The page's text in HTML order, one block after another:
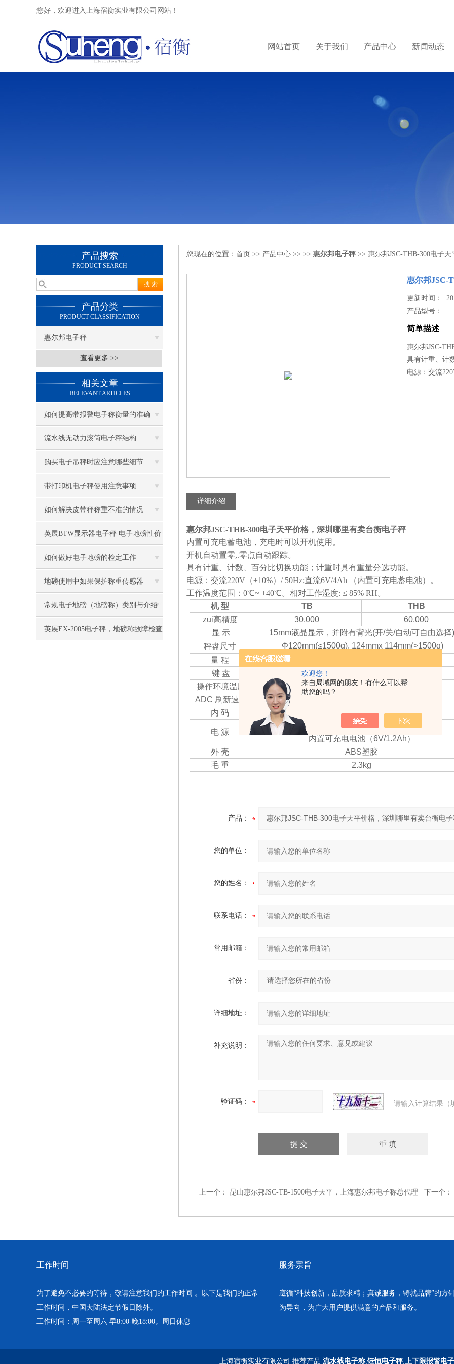
欢迎您！
来自局域网的朋友！有什么可以帮
助您的吗？
您好，欢迎进入上海宿衡实业有限公司网站！
网站首页 关于我们 产品中心 新闻动态
产品搜索
PRODUCT SEARCH
产品分类
PRODUCT CLASSIFICATION
惠尔邦电子秤
查看更多 >>
相关文章
RELEVANT ARTICLES
如何提高带报警电子称衡量的准确
度？
流水线无动力滚筒电子秤结构
购买电子吊秤时应注意哪些细节
带打印机电子秤使用注意事项
如何解决皮带秤称重不准的情况
英展BTW显示器电子秤 电子地磅性价
比高
如何做好电子地磅的检定工作
地磅使用中如果保护称重传感器
常规电子地磅（地磅称）类别与介绍
英展EX-2005电子秤，地磅称故障检查
您现在的位置： 首页 >> 产品中心 >> >> 惠尔邦电子秤 >> 惠尔邦JSC-THB-300电子
惠尔邦JSC-
更新时间：
产品型号：
简单描述
惠尔邦JSC-
具有计重、计
电源：交流
详细介绍
惠尔邦JSC-THB-300电子天平价格，深圳哪里有卖台衡电子秤
内置可充电蓄电池，充电时可以开机使用。
开机自动置零,.零点自动跟踪。
具有计重、计数、百分比切换功能；计重时具有重量分选功能。
电源：交流220V（±10%）/ 50Hz;直流6V/4Ah （内置可充电蓄电池）。
工作温度范围：0℃~ +40℃。相对工作湿度: ≤ 85% RH。
机 型
TB
THB
zui高精度
30,000
60,000
显 示
15mm液晶显示，并附有背光(开/关/自动可自由选择)
秤盘尺寸
Φ120mm(≤1500g), 124mmx 114mm(>1500g)
量 程
键 盘
操作环境温度
0℃～+40 ℃
ADC 刷新速率
内 码
1,000,000
电 源
AC适配器(12V/500mA)
内置可充电电池（6V/1.2Ah）
外 壳
ABS塑胶
毛 重
2.3kg
产品：
您的单位：
您的姓名：
联系电话：
常用邮箱：
省份：
详细地址：
补充说明：
验证码： 请输入计算结果（
上一个： 昆山惠尔邦JSC-TB-1500电子天平，上海惠尔邦电子称总代理 下一个：
工作时间
为了避免不必要的等待，敬请注意我们的工作时间 。以下是我们的正常
工作时间，中国大陆法定节假日除外。
工作时间：周一至周六 早8:00-晚18:00。周日休息
服务宗旨
遵循“科技创新，品质求精；真诚服务，铸就品牌”的方
为导向，为广大用户提供满意的产品和服务。
上海宿衡实业有限公司 推荐产品:流水线电子称,钰恒电子秤,上下限报警电